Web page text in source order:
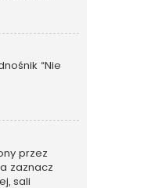
“Nie
przez
zaznacz
sali